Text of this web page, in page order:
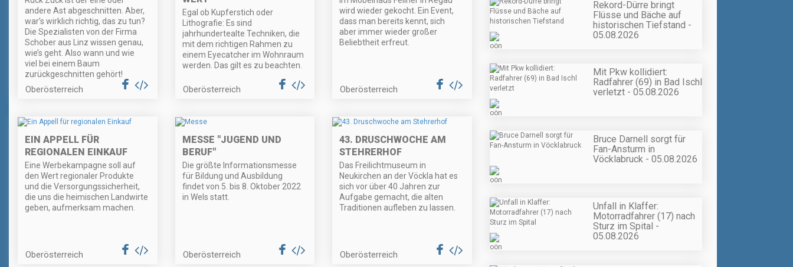
andere Ast abgeschnitten. Aber,
war’s wirklich richtig, das zu tun?
Die Spezialisten von der Firma
Schober aus Linz wissen genau,
wie’s geht. Also wann und wie
viel bei einem Baum
zurückgeschnitten gehört!
Oberösterreich
Egal ob Kupferstich oder
Lithografie: Es sind
jahrhundertealte Techniken, die
mit dem richtigen Rahmen zu
einem Eyecatcher im Wohnraum
werden. Das gilt es zu beachten.
Oberösterreich
wird wieder gekocht. Ein Event,
dass man bereits kennt, sich
aber immer wieder großer
Beliebtheit erfreut.
Oberösterreich
EIN APPELL FÜR
REGIONALEN EINKAUF
Eine Werbekampagne soll auf
den Wert regionaler Produkte
und die Versorgungssicherheit,
die uns die heimischen Landwirte
geben, aufmerksam machen.
Oberösterreich
MESSE "JUGEND UND
BERUF"
Die größte Informationsmesse
für Bildung und Ausbildung
findet von 5. bis 8. Oktober 2022
in Wels statt.
Oberösterreich
43. DRUSCHWOCHE AM
STEHRERHOF
Das Freilichtmuseum in
Neukirchen an der Vöckla hat es
sich vor über 40 Jahren zur
Aufgabe gemacht, die alten
Traditionen aufleben zu lassen.
Oberösterreich
Rekord-Dürre bringt
Flüsse und Bäche auf
historischen Tiefstand -
05.08.2026
Mit Pkw kollidiert:
Radfahrer (69) in Bad Ischl
verletzt - 05.08.2026
Bruce Darnell sorgt für
Fan-Ansturm in
Vöcklabruck - 05.08.2026
Unfall in Klaffer:
Motorradfahrer (17) nach
Sturz im Spital -
05.08.2026